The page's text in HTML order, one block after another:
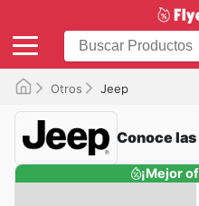
Otros Jeep
Conoce
¡Mejor